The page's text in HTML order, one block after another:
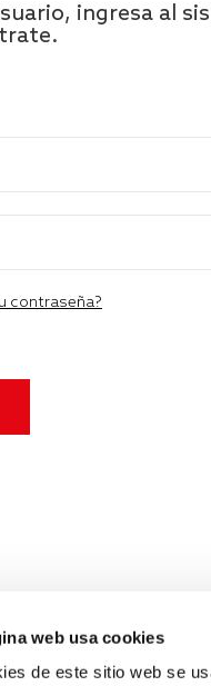
web usa cookies
de este sitio web se
ingresa al
contraseña?